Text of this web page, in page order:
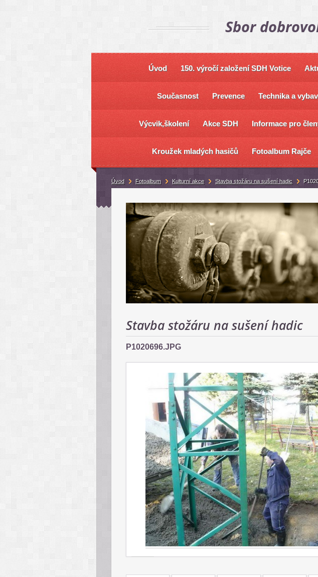
Sbor
Úvod 150. výročí založení SDH Votice
Současnost Prevence Technika a
Výcvik,školení Akce SDH Informace pro
Kroužek mladých hasičů Fotoalbum Rajče
Stavba stožáru na sušení hadic
P1020696.JPG
Úvod Fotoalbum Kulturní akce Stavba stožáru na sušení hadic